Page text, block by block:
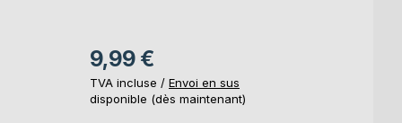
9,99 €
TVA incluse / Envoi en sus
disponible (dès maintenant)